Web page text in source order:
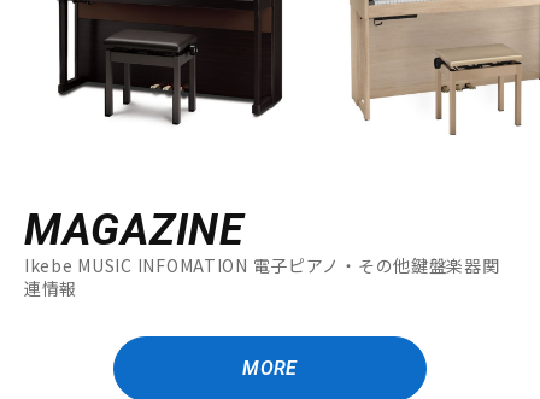
MAGAZINE
Ikebe MUSIC INFOMATION 電子ピアノ・その他鍵盤楽器関
連情報
MORE